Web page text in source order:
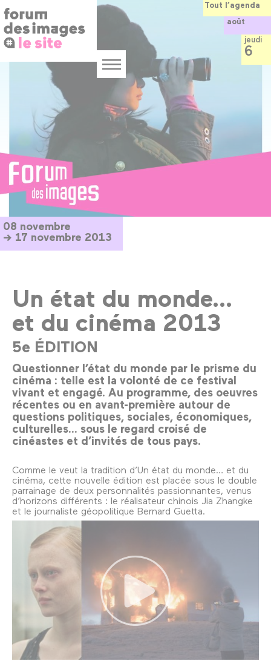
Panneau de gestion des cookies
au
contenu
principal
Menu
08 novembre
→ 17 novembre 2013
Un état du monde...
et du cinéma 2013
5e ÉDITION
Questionner l’état du monde par le prisme du
cinéma : telle est la volonté de ce festival
vivant et engagé. Au programme, des oeuvres
récentes ou en avant-première autour de
questions politiques, sociales, économiques,
culturelles... sous le regard croisé de
cinéastes et d’invités de tous pays.
Comme le veut la tradition d’Un état du monde… et du
cinéma, cette nouvelle édition est placée sous le double
parrainage de deux personnalités passionnantes, venus
d’horizons différents : le réalisateur chinois Jia Zhangke
et le journaliste géopolitique Bernard Guetta.
Tout l’agenda
août
jeudi
6